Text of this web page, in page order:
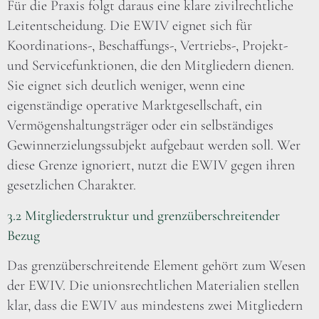
Für die Praxis folgt daraus eine klare zivilrechtliche
Leitentscheidung. Die EWIV eignet sich für
Koordinations-, Beschaffungs-, Vertriebs-, Projekt-
und Servicefunktionen, die den Mitgliedern dienen.
Sie eignet sich deutlich weniger, wenn eine
eigenständige operative Marktgesellschaft, ein
Vermögenshaltungsträger oder ein selbständiges
Gewinnerzielungssubjekt aufgebaut werden soll. Wer
diese Grenze ignoriert, nutzt die EWIV gegen ihren
gesetzlichen Charakter.
3.2 Mitgliederstruktur und grenzüberschreitender
Bezug
Das grenzüberschreitende Element gehört zum Wesen
der EWIV. Die unionsrechtlichen Materialien stellen
klar, dass die EWIV aus mindestens zwei Mitgliedern